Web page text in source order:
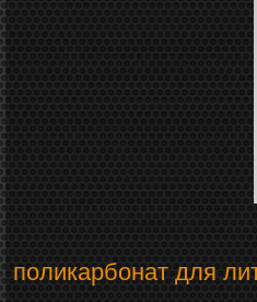
поликарбонат для